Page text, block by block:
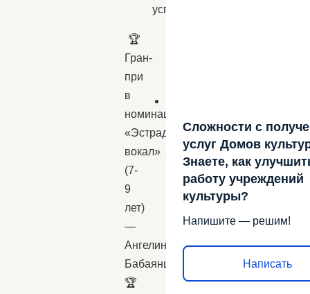
успех!
🏆
Гран-
при
в
номинации
«Эстрадный
вокал»
(7-
9
лет)
—
Ангелина
Бабаянц;
🏆
Сложности с
услуг Домов
Знаете, как
работу учреждений
культуры?
Напишите — решим!
Написать